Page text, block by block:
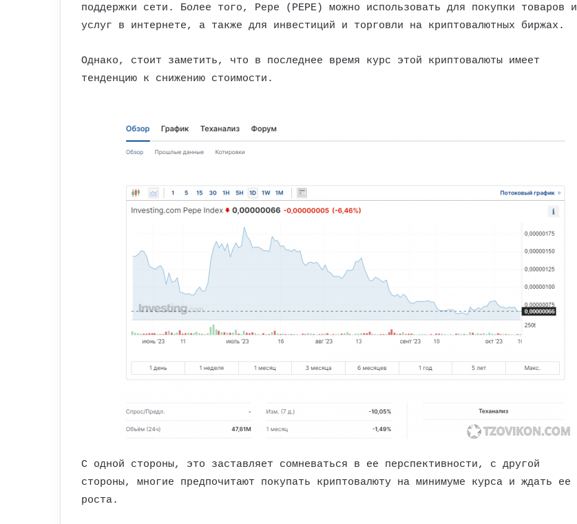
поддержки сети. Более того, Pepe (PEPE) можно использовать для покупки товаров и
услуг в интернете, а также для инвестиций и торговли на криптовалютных биржах.
Однако, стоит заметить, что в последнее время курс этой криптовалюты имеет
тенденцию к снижению стоимости.
С одной стороны, это заставляет сомневаться в ее перспективности, с другой
стороны, многие предпочитают покупать криптовалюту на минимуме курса и ждать ее
роста.